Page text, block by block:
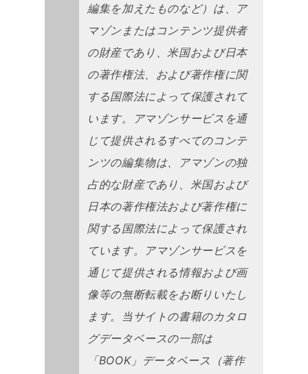
編集を加えたものなど）は、ア
マゾンまたはコンテンツ提供者
の財産であり、米国および日本
の著作権法、および著作権に関
する国際法によって保護されて
います。アマゾンサービスを通
じて提供されるすべてのコンテ
ンツの編集物は、アマゾンの独
占的な財産であり、米国および
日本の著作権法および著作権に
関する国際法によって保護され
ています。アマゾンサービスを
通じて提供される情報および画
像等の無断転載をお断りいたし
ます。当サイトの書籍のカタロ
グデータベースの一部は
「BOOK」データベース（著作